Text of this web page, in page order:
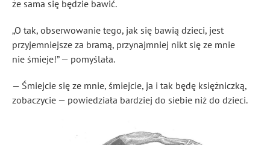
że sama się będzie bawić.
„O tak, obserwowanie tego, jak się bawią dzieci, jest
przyjemniejsze za bramą, przynajmniej nikt się ze mnie
nie śmieje!” — pomyślała.
— Śmiejcie się ze mnie, śmiejcie, ja i tak będę księżniczką,
zobaczycie — powiedziała bardziej do siebie niż do dzieci.